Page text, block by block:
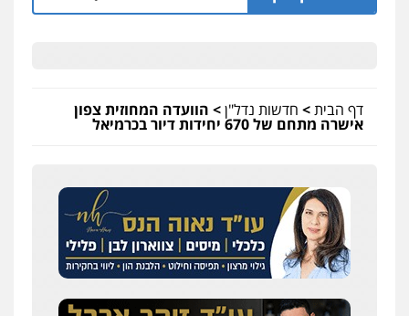
דף הבית> חדשות נדל"ן> הוועדה המחוזית צפון
אישרה מתחם של 670 יחידות דיור בכרמיאל